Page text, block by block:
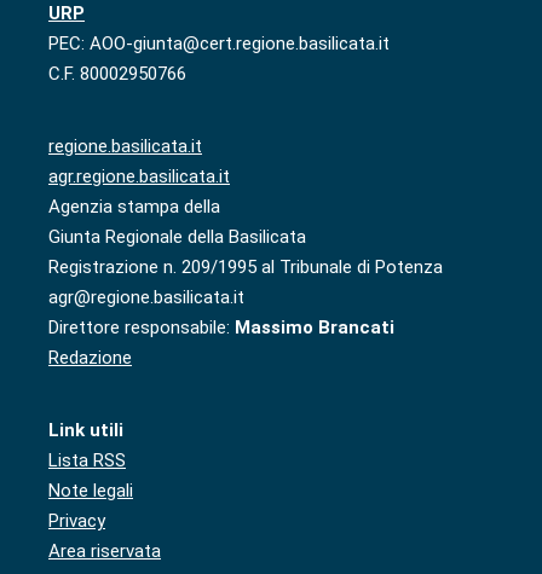
URP
PEC: AOO-giunta@cert.regione.basilicata.it
C.F. 80002950766
regione.basilicata.it
agr.regione.basilicata.it
Agenzia stampa della
Giunta Regionale della Basilicata
Registrazione n. 209/1995 al Tribunale di Potenza
agr@regione.basilicata.it
Direttore responsabile: Massimo Brancati
Redazione
Link utili
Lista RSS
Note legali
Privacy
Area riservata